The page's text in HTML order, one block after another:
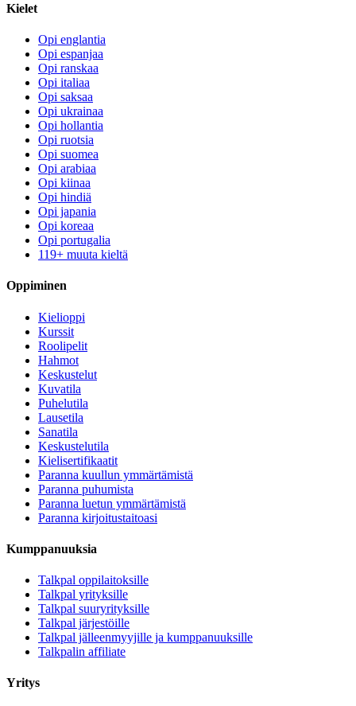
Kielet
Opi englantia
Opi espanjaa
Opi ranskaa
Opi italiaa
Opi saksaa
Opi ukrainaa
Opi hollantia
Opi ruotsia
Opi suomea
Opi arabiaa
Opi kiinaa
Opi hindiä
Opi japania
Opi koreaa
Opi portugalia
119+ muuta kieltä
Oppiminen
Kielioppi
Kurssit
Roolipelit
Hahmot
Keskustelut
Kuvatila
Puhelutila
Lausetila
Sanatila
Keskustelutila
Kielisertifikaatit
Paranna kuullun ymmärtämistä
Paranna puhumista
Paranna luetun ymmärtämistä
Paranna kirjoitustaitoasi
Kumppanuuksia
Talkpal oppilaitoksille
Talkpal yrityksille
Talkpal suuryrityksille
Talkpal järjestöille
Talkpal jälleenmyyjille ja kumppanuuksille
Talkpalin affiliate
Yritys